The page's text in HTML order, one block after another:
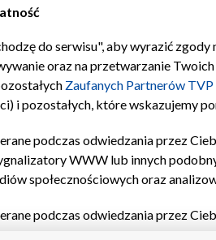
Regulamin TVP
do serwisu", aby wyrazić
oraz na przetwarzanie
Zaufanych Partnerów
i pozostałych, które wskazujemy
podczas odwiedzania przez
WWW lub innych
społecznościowych oraz
podczas odwiedzania przez